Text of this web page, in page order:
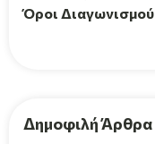
Όροι
Δημοφιλή Άρθρα